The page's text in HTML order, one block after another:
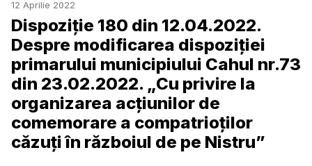
12 Aprilie 2022
Dispoziție 180 din 12.04.2022.
Despre modificarea dispoziţiei
primarului municipiului Cahul nr.73
din 23.02.2022. „Cu privire la
organizarea acţiunilor de
comemorare a compatrioţilor
căzuţi în războiul de pe Nistru”